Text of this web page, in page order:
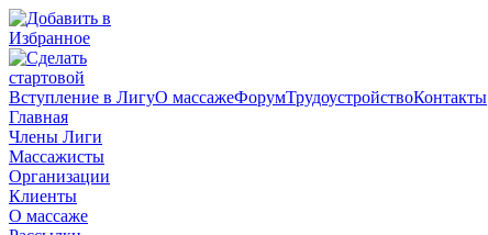
Вступление в ЛигуО массажеФорумТрудоустройствоКонтакты
Главная
Члены Лиги
Массажисты
Организации
Клиенты
О массаже